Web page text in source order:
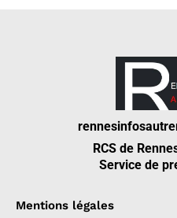
RCS de
Service de
Mentions légales